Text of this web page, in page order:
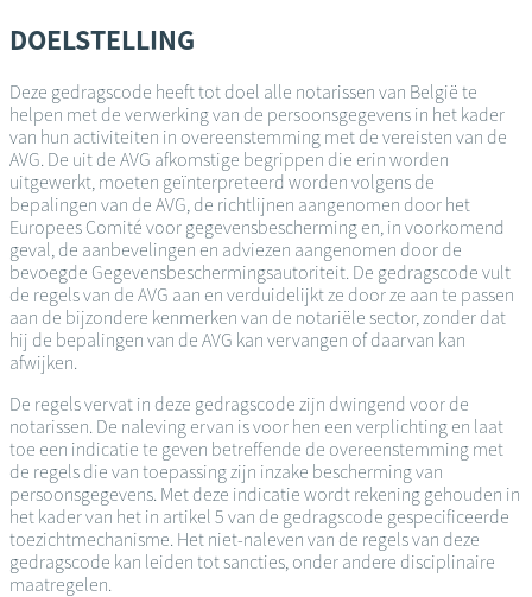
DOELSTELLING
Deze gedragscode heeft tot doel alle notarissen van België te
helpen met de verwerking van de persoonsgegevens in het kader
van hun activiteiten in overeenstemming met de vereisten van de
AVG. De uit de AVG afkomstige begrippen die erin worden
uitgewerkt, moeten geïnterpreteerd worden volgens de
bepalingen van de AVG, de richtlijnen aangenomen door het
Europees Comité voor gegevensbescherming en, in voorkomend
geval, de aanbevelingen en adviezen aangenomen door de
bevoegde Gegevensbeschermingsautoriteit. De gedragscode vult
de regels van de AVG aan en verduidelijkt ze door ze aan te passen
aan de bijzondere kenmerken van de notariële sector, zonder dat
hij de bepalingen van de AVG kan vervangen of daarvan kan
afwijken.
De regels vervat in deze gedragscode zijn dwingend voor de
notarissen. De naleving ervan is voor hen een verplichting en laat
toe een indicatie te geven betreffende de overeenstemming met
de regels die van toepassing zijn inzake bescherming van
persoonsgegevens. Met deze indicatie wordt rekening gehouden in
het kader van het in artikel 5 van de gedragscode gespecificeerde
toezichtmechanisme. Het niet-naleven van de regels van deze
gedragscode kan leiden tot sancties, onder andere disciplinaire
maatregelen.